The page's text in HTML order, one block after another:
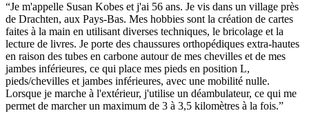
“Je m'appelle Susan Kobes et j'ai 56 ans. Je vis dans un village près
de Drachten, aux Pays-Bas. Mes hobbies sont la création de cartes
faites à la main en utilisant diverses techniques, le bricolage et la
lecture de livres. Je porte des chaussures orthopédiques extra-hautes
en raison des tubes en carbone autour de mes chevilles et de mes
jambes inférieures, ce qui place mes pieds en position L,
pieds/chevilles et jambes inférieures, avec une mobilité nulle.
Lorsque je marche à l'extérieur, j'utilise un déambulateur, ce qui me
permet de marcher un maximum de 3 à 3,5 kilomètres à la fois.”